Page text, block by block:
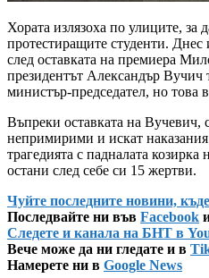
Хората излязоха по улиците, за
протестиращите студенти. Днес
след оставката на премиера
президентът Александър
министър-председател, но това
Въпреки оставката на Вучевич,
непримирими и искат
трагедията с падналата
остани след себе си 15 жертви.
Чуйте последните новини,
Последвайте ни във Facebook
Следете и канала на БНТ в
Вече може да ни гледате и в
Намерете ни в Google News